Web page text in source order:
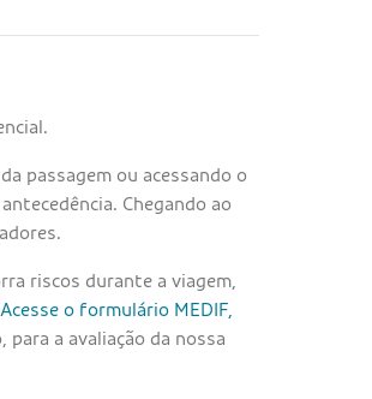
passagem ou acessando o
Chegando ao
riscos durante a viagem,
Acesse o formulário MEDIF,
para a avaliação da nossa